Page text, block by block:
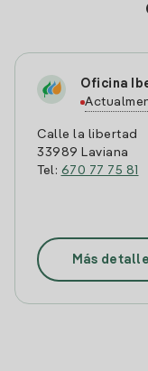
Oficina
Calle la libertad
33989 Laviana
Tel: 670 77 75 81
Más